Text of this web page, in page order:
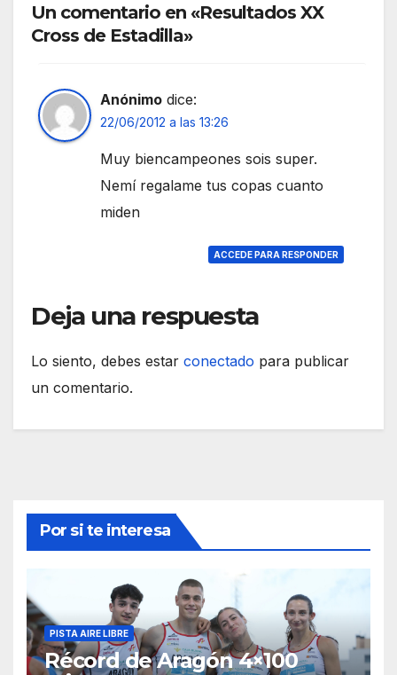
Un comentario en «Resultados XX
Cross de Estadilla»
Anónimo dice:
22/06/2012 a las 13:26
Muy biencampeones sois super.
Nemí regalame tus copas cuanto
miden
ACCEDE PARA RESPONDER
Deja una respuesta
Lo siento, debes estar conectado para publicar
un comentario.
Por si te interesa
PISTA AIRE LIBRE
Récord de Aragón 4×100